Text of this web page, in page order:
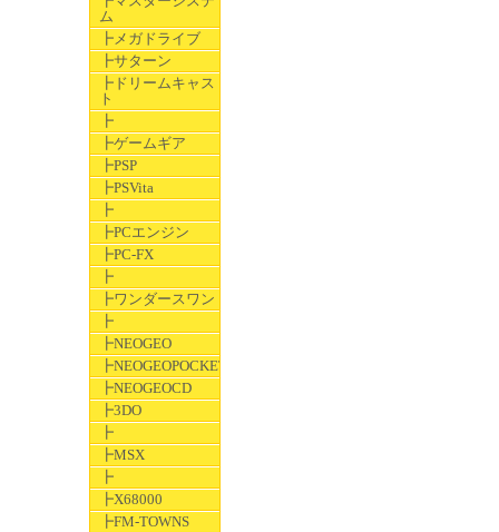
ム
┣メガドライブ
┣サターン
┣ドリームキャス
ト
┣
┣ゲームギア
┣PSP
┣PSVita
┣
┣PCエンジン
┣PC-FX
┣
┣ワンダースワン
┣
┣NEOGEO
┣NEOGEOPOCKET
┣NEOGEOCD
┣3DO
┣
┣MSX
┣
┣X68000
┣FM-TOWNS